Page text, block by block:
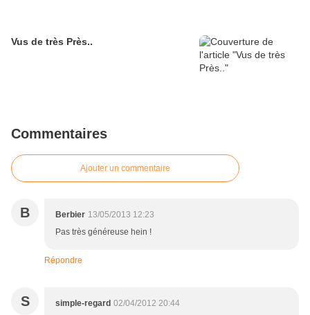
Vus de très Près..
Commentaires
Ajouter un commentaire
B Berbier 13/05/2013 12:23
Pas très généreuse hein !
Répondre
S simple-regard 02/04/2012 20:44